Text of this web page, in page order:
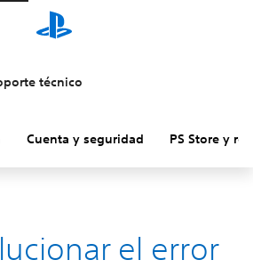
técnico
Cuenta y seguridad PS Store y
el error